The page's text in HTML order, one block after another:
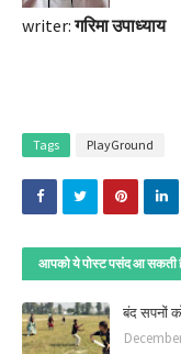
writer:गरिमा उपाध्याय
Tags PlayGround
आपको ये पोस्ट पसंद आ सकती
बंद सपनों